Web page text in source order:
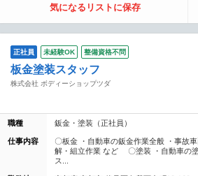
気になるリストに保存
正社員 未経験OK 整備資格不問
板金塗装スタッフ
株式会社 ボディーショップツダ
職種 鈑金・塗装（正社員）
仕事内容
〇板金 ・自動車の鈑金作業全般 ・事故
解・組立作業 など 〇塗装 ・自動車の
ス...